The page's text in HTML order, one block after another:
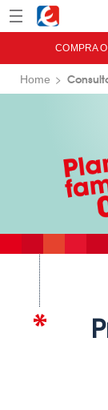
Menú Eroski
COMPRA
Home